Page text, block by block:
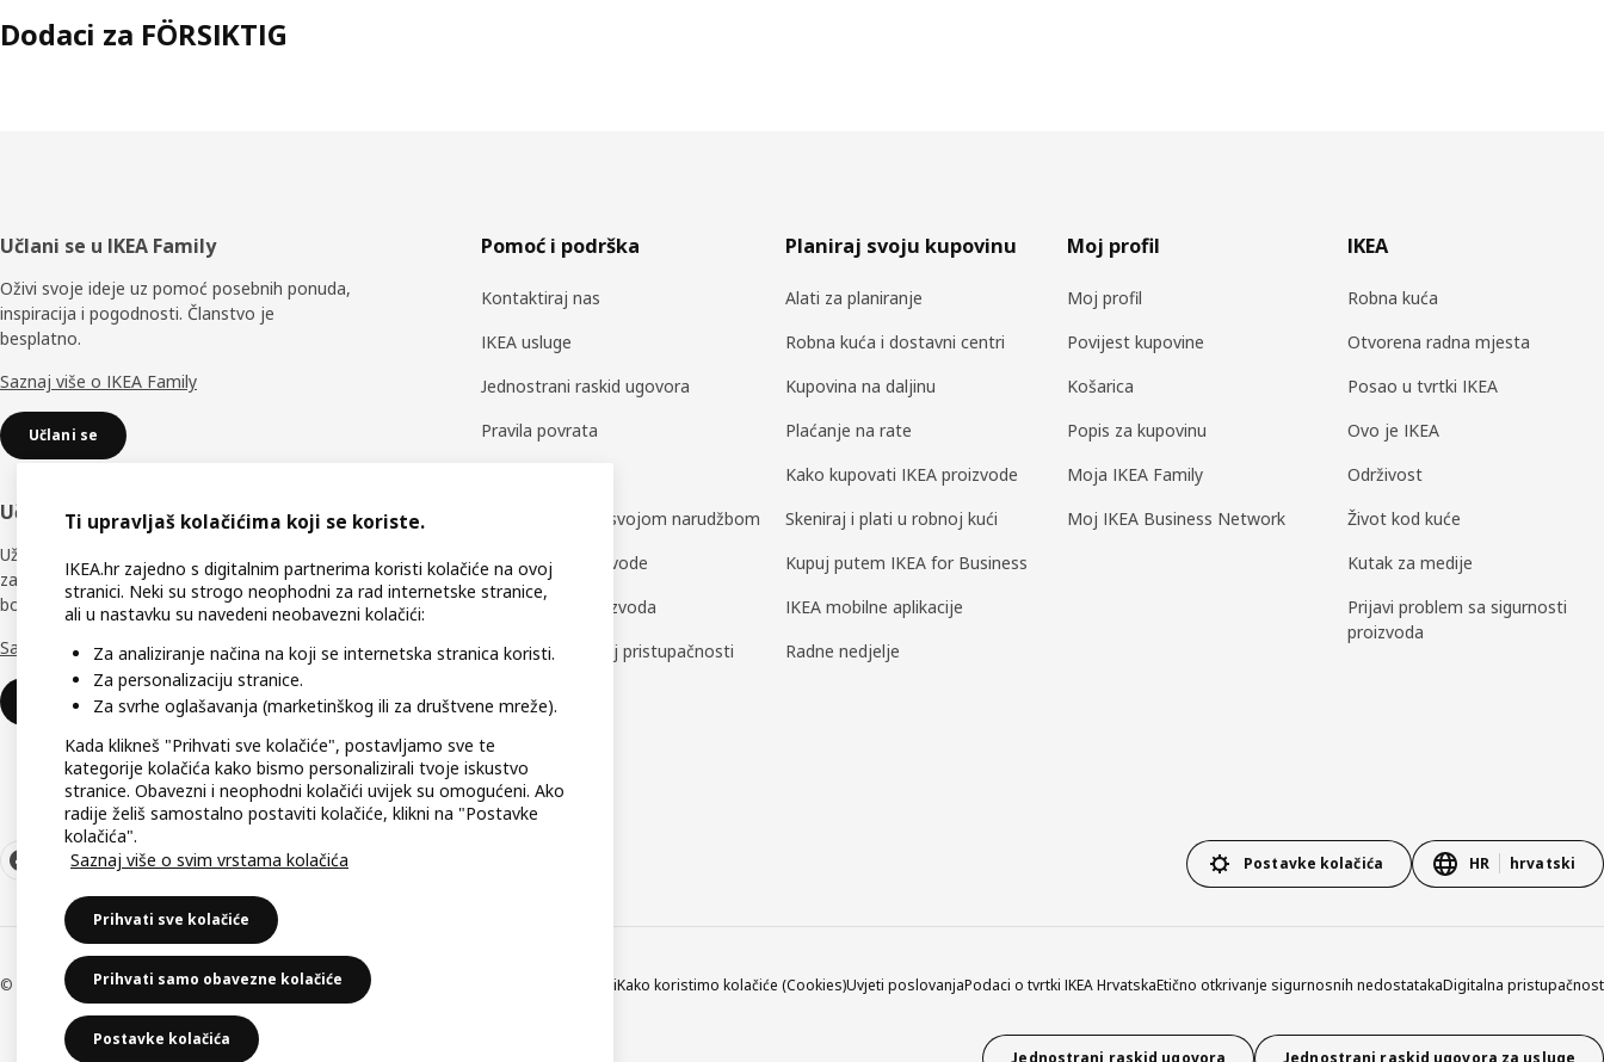
Dodaci za FÖRSIKTIG
Podnožje
Učlani se u IKEA Family
Oživi svoje ideje uz pomoć posebnih ponuda,
inspiracija i pogodnosti. Članstvo je
besplatno.
Saznaj više o IKEA Family
Učlani se
Učlani se u IKEA Business Network
Uživaj u brojnim jedinstvenim pogodnostima
za koji će ti pomoći učiniti tvoj radni prostor
boljim.
Saznaj više o IKEA Business Network
Učlani se
Pomoć i podrška
Kontaktiraj nas
IKEA usluge
Jednostrani raskid ugovora
Pravila povrata
Prati ili upravljaj svojom narudžbom
Podrška za proizvode
Dostupnost proizvoda
Izjava o digitalnoj pristupačnosti
Planiraj svoju kupovinu
Alati za planiranje
Robna kuća i dostavni centri
Kupovina na daljinu
Plaćanje na rate
Kako kupovati IKEA proizvode
Skeniraj i plati u robnoj kući
Kupuj putem IKEA for Business
IKEA mobilne aplikacije
Radne nedjelje
Moj profil
Moj profil
Povijest kupovine
Košarica
Popis za kupovinu
Moja IKEA Family
Moj IKEA Business Network
IKEA
Robna kuća
Otvorena radna mjesta
Posao u tvrtki IKEA
Ovo je IKEA
Održivost
Život kod kuće
Kutak za medije
Prijavi problem sa sigurnosti
proizvoda
Postavke kolačića HR hrvatski
© Inter IKEA Systems B.V 1999-2026 Zaštita privatnostiKako koristimo kolačiće (Cookies)Uvjeti poslovanjaPodaci o tvrtki IKEA HrvatskaEtično otkrivanje sigurnosnih nedostatakaDigitalna pristupačnost
Ti upravljaš kolačićima koji se koriste.
IKEA.hr zajedno s digitalnim partnerima koristi kolačiće na ovoj
stranici. Neki su strogo neophodni za rad internetske stranice,
ali u nastavku su navedeni neobavezni kolačići:
Za analiziranje načina na koji se internetska stranica koristi.
Za personalizaciju stranice.
Za svrhe oglašavanja (marketinškog ili za društvene mreže).
Kada klikneš "Prihvati sve kolačiće", postavljamo sve te
kategorije kolačića kako bismo personalizirali tvoje iskustvo
stranice. Obavezni i neophodni kolačići uvijek su omogućeni. Ako
radije želiš samostalno postaviti kolačiće, klikni na "Postavke
kolačića".
Saznaj više o svim vrstama kolačića
Prihvati sve kolačiće
Prihvati samo obavezne kolačiće
Postavke kolačića